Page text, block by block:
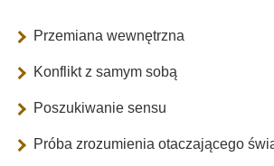
Przemiana wewnętrzna
Konflikt z samym sobą
Poszukiwanie sensu
Próba zrozumienia otaczającego